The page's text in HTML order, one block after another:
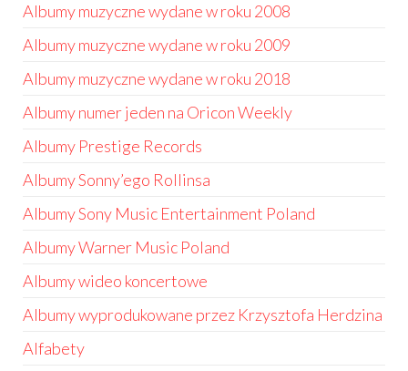
Albumy muzyczne wydane w roku 2008
Albumy muzyczne wydane w roku 2009
Albumy muzyczne wydane w roku 2018
Albumy numer jeden na Oricon Weekly
Albumy Prestige Records
Albumy Sonny’ego Rollinsa
Albumy Sony Music Entertainment Poland
Albumy Warner Music Poland
Albumy wideo koncertowe
Albumy wyprodukowane przez Krzysztofa Herdzina
Alfabety